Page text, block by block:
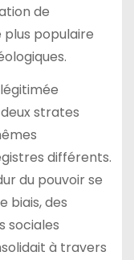
de
plus populaire
strates
différents.
du pouvoir se
biais, des
sociales
à travers